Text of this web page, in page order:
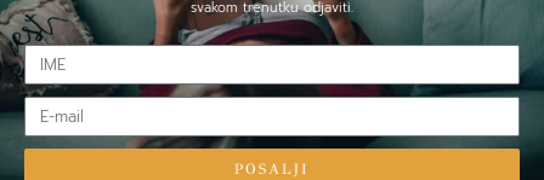
svakom trenutku odjaviti.
IME
mail
POSALJI